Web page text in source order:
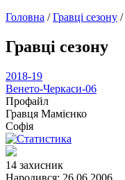
Головна /Гравці сезону /
Гравці сезону
2018-19
Венето-Черкаси-06
Профайл
Гравця Мамієнко
Софія
14 захисник
Народився: 26.06.2006